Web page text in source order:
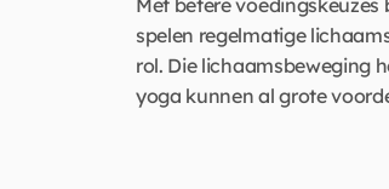
Met betere
spelen regelmatige
rol. Die lichaamsbeweging
yoga kunnen al grote